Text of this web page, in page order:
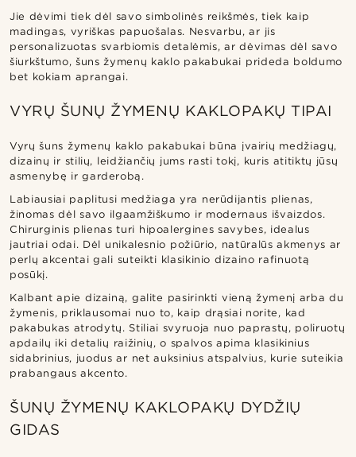
Jie dėvimi tiek dėl savo simbolinės reikšmės, tiek kaip
madingas, vyriškas papuošalas. Nesvarbu, ar jis
personalizuotas svarbiomis detalėmis, ar dėvimas dėl savo
šiurkštumo, šuns žymenų kaklo pakabukai prideda boldumo
bet kokiam aprangai.
VYRŲ ŠUNŲ ŽYMENŲ KAKLOPAKŲ TIPAI
Vyrų šuns žymenų kaklo pakabukai būna įvairių medžiagų,
dizainų ir stilių, leidžiančių jums rasti tokį, kuris atitiktų jūsų
asmenybę ir garderobą.
Labiausiai paplitusi medžiaga yra nerūdijantis plienas,
žinomas dėl savo ilgaamžiškumo ir modernaus išvaizdos.
Chirurginis plienas turi hipoalergines savybes, idealus
jautriai odai. Dėl unikalesnio požiūrio, natūralūs akmenys ar
perlų akcentai gali suteikti klasikinio dizaino rafinuotą
posūkį.
Kalbant apie dizainą, galite pasirinkti vieną žymenį arba du
žymenis, priklausomai nuo to, kaip drąsiai norite, kad
pakabukas atrodytų. Stiliai svyruoja nuo paprastų, poliruotų
apdailų iki detalių raižinių, o spalvos apima klasikinius
sidabrinius, juodus ar net auksinius atspalvius, kurie suteikia
prabangaus akcento.
ŠUNŲ ŽYMENŲ KAKLOPAKŲ DYDŽIŲ
GIDAS